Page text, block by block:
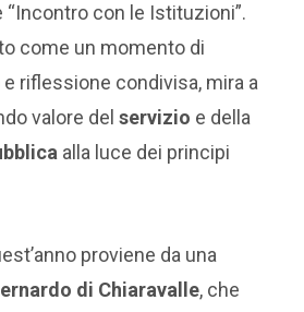
“Incontro con le Istituzioni”.
come un momento di
riflessione condivisa, mira a
valore del servizio e della
alla luce dei principi
proviene da una
di Chiaravalle, che